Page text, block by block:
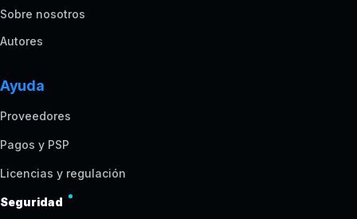
Sobre nosotros
Autores
Ayuda
Proveedores
Pagos y PSP
Licencias y regulación
Seguridad